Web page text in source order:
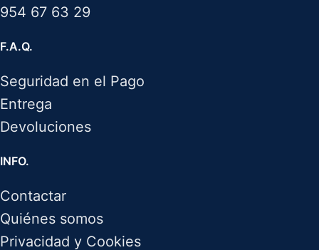
954 67 63 29
F.A.Q.
Seguridad en el Pago
Entrega
Devoluciones
INFO.
Contactar
Quiénes somos
Privacidad y Cookies